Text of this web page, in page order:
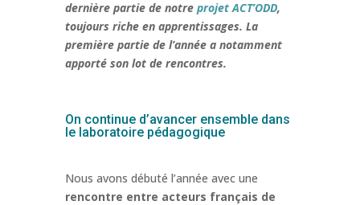
dernière partie de notre projet ACT’ODD,
toujours riche en apprentissages. La
première partie de l’année a notamment
apporté son lot de rencontres.
On continue d’avancer ensemble dans
le laboratoire pédagogique
Nous avons débuté l’année avec une
rencontre entre acteurs français de